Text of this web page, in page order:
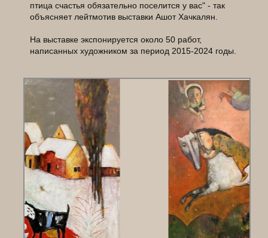
птица счастья обязательно поселится у вас" - так
объясняет лейтмотив выставки Ашот Хачкалян.
На выставке экспонируется около 50 работ,
написанных художником за период 2015-2024 годы.